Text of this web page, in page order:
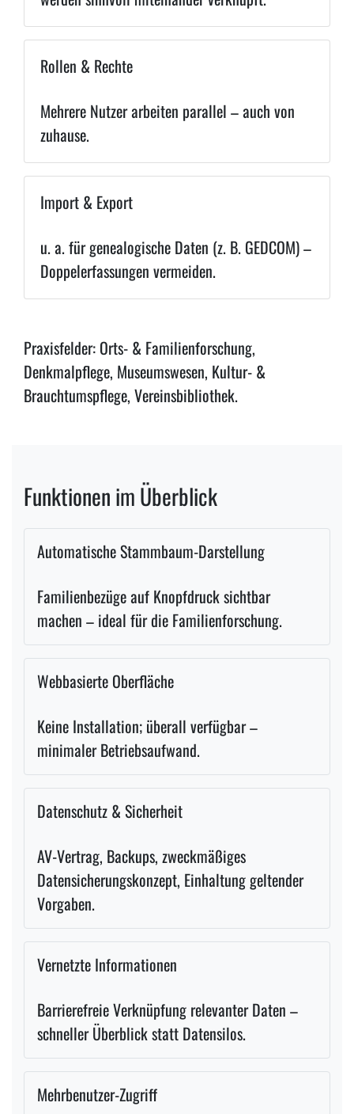
Rollen & Rechte
Mehrere Nutzer arbeiten parallel – auch von
zuhause.
Import & Export
u. a. für genealogische Daten (z. B. GEDCOM) –
Doppelerfassungen vermeiden.
Praxisfelder: Orts- & Familienforschung,
Denkmalpflege, Museumswesen, Kultur- &
Brauchtumspflege, Vereinsbibliothek.
Funktionen im Überblick
Automatische Stammbaum-Darstellung
Familienbezüge auf Knopfdruck sichtbar
machen – ideal für die Familienforschung.
Webbasierte Oberfläche
Keine Installation; überall verfügbar –
minimaler Betriebsaufwand.
Datenschutz & Sicherheit
AV-Vertrag, Backups, zweckmäßiges
Datensicherungskonzept, Einhaltung geltender
Vorgaben.
Vernetzte Informationen
Barrierefreie Verknüpfung relevanter Daten –
schneller Überblick statt Datensilos.
Mehrbenutzer-Zugriff